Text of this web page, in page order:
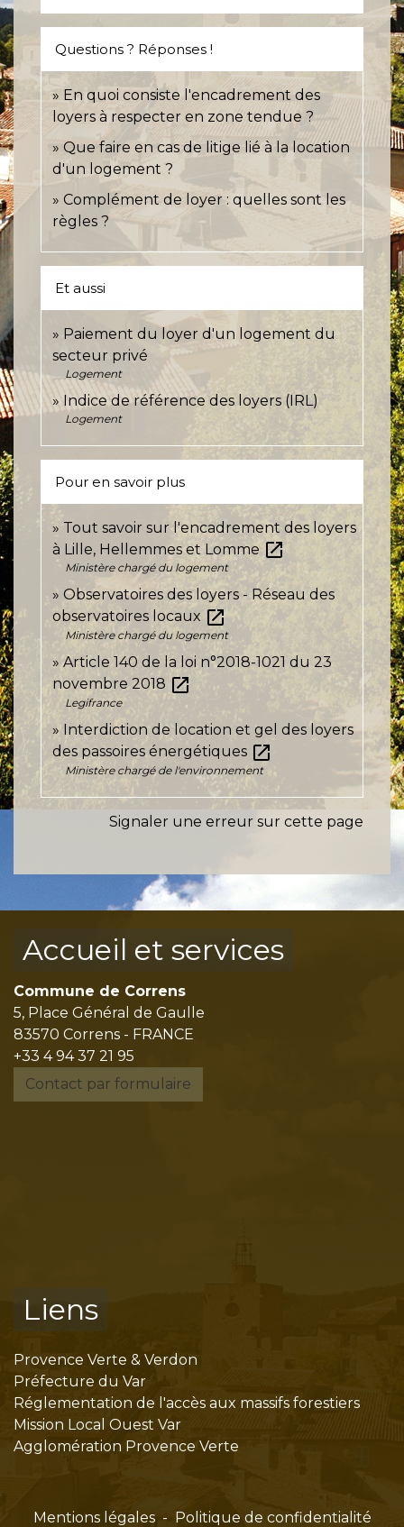
Questions ? Réponses !
En quoi consiste l'encadrement des
loyers à respecter en zone tendue ?
Que faire en cas de litige lié à la location
d'un logement ?
Complément de loyer : quelles sont les
règles ?
Et aussi
Paiement du loyer d'un logement du
secteur privé
Logement
Indice de référence des loyers (IRL)
Logement
Pour en savoir plus
Tout savoir sur l'encadrement des loyers
à Lille, Hellemmes et Lomme open_in_new
Ministère chargé du logement
Observatoires des loyers - Réseau des
observatoires locaux open_in_new
Ministère chargé du logement
Article 140 de la loi n°2018-1021 du 23
novembre 2018 open_in_new
Legifrance
Interdiction de location et gel des loyers
des passoires énergétiques open_in_new
Ministère chargé de l'environnement
Signaler une erreur sur cette page
Accueil et services
Commune de Correns
5, Place Général de Gaulle
83570 Correns - FRANCE
+33 4 94 37 21 95
Contact par formulaire
Liens
Provence Verte & Verdon
Préfecture du Var
Réglementation de l'accès aux massifs forestiers
Mission Local Ouest Var
Agglomération Provence Verte
Mentions légales - Politique de confidentialité